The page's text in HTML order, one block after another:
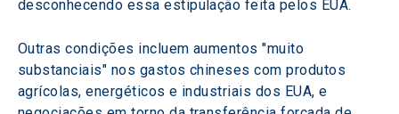
desconhecendo essa estipulação feita pelos EUA.
Outras condições incluem aumentos "muito
substanciais" nos gastos chineses com produtos
agrícolas, energéticos e industriais dos EUA, e